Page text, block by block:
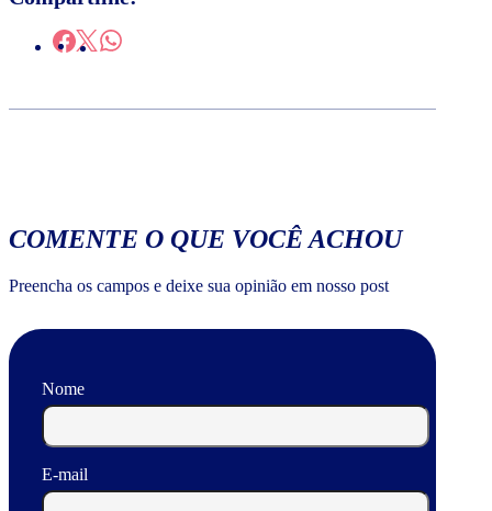
COMENTE O QUE VOCÊ ACHOU
Preencha os campos e deixe sua opinião em nosso post
Nome
E-mail